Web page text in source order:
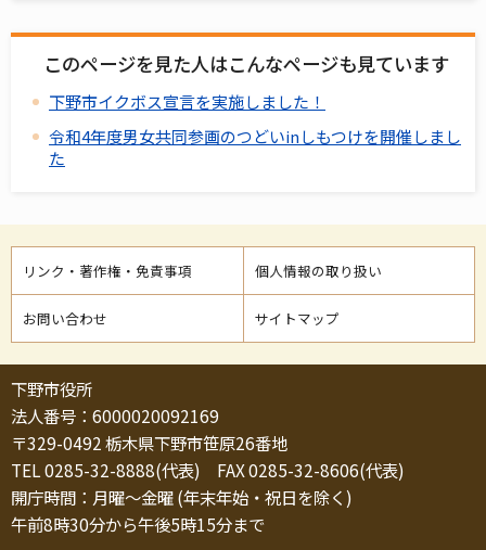
このページを見た人はこんなページも見ています
下野市イクボス宣言を実施しました！
令和4年度男女共同参画のつどいinしもつけを開催しまし
た
リンク・著作権・免責事項 個人情報の取り扱い
お問い合わせ サイトマップ
下野市役所
法人番号：6000020092169
〒329-0492 栃木県下野市笹原26番地
TEL 0285-32-8888(代表) FAX 0285-32-8606(代表)
開庁時間：月曜～金曜 (年末年始・祝日を除く)
午前8時30分から午後5時15分まで